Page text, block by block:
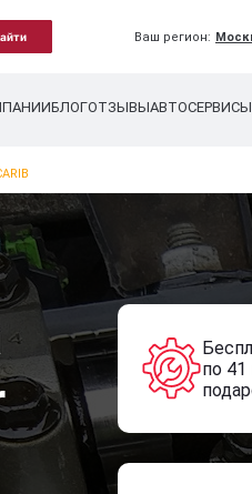
Ваш регион:
БЛОГОТЗЫВЫАВТОСЕРВИСЫ
по 41